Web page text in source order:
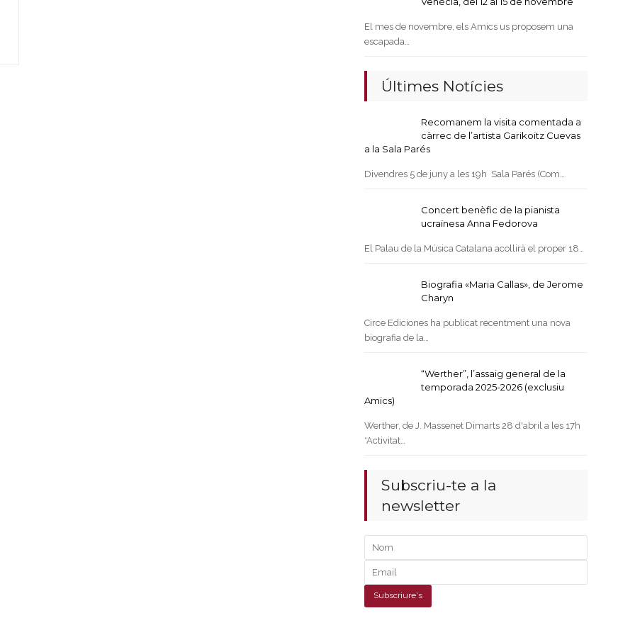
El mes de novembre, els Amics us proposem una
escapada…
Últimes Notícies
Recomanem la visita comentada a
càrrec de l’artista Garikoitz Cuevas
a la Sala Parés
Divendres 5 de juny a les 19h Sala Parés (Com…
Concert benèfic de la pianista
ucraïnesa Anna Fedorova
El Palau de la Música Catalana acollirà el proper 18…
Biografia «Maria Callas», de Jerome
Charyn
Circe Ediciones ha publicat recentment una nova
biografia de la…
“Werther”, l’assaig general de la
temporada 2025-2026 (exclusiu
Amics)
Werther, de J. Massenet Dimarts 28 d'abril a les 17h
*Activitat…
Subscriu-te a la
newsletter